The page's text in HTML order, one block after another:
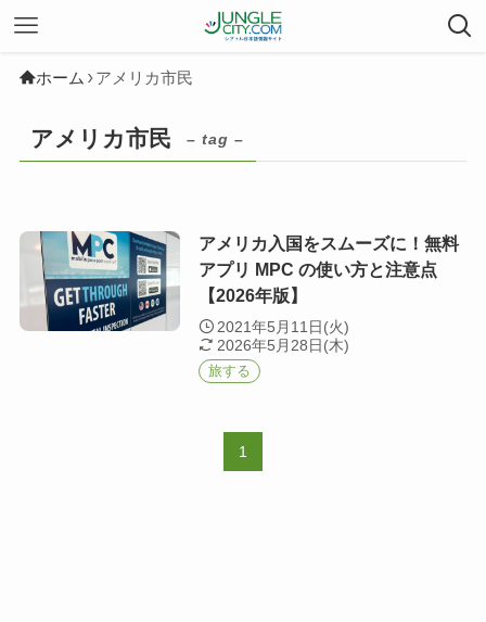
ホーム アメリカ市民
アメリカ市民 – tag –
アメリカ入国をスムーズに！無料
アプリ MPC の使い方と注意点
【2026年版】
2021年5月11日(火)
2026年5月28日(木)
旅する
1